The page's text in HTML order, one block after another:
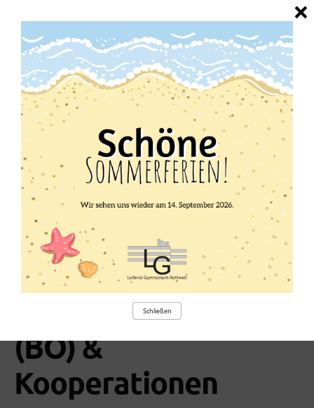
Berufsorientierung
(BO) &
Kooperationen
×
Schließen